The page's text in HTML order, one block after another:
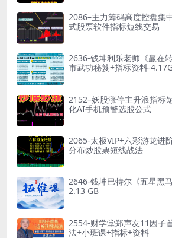
2086–主力筹码高度控盘集
式股票软件指标短线交易
2636-钱坤利乐老师《赢在
市武功秘笈+指标资料-
2152–妖股涨停主升浪指标
化AI手机预警选股公式
2065-太极VIP+六彩游龙进
分布炒股票短线战法
2646-钱坤巴特尔《五星黑
2.13 GB
2554-财学堂郑声友11因子
法+小班课+指标+资料